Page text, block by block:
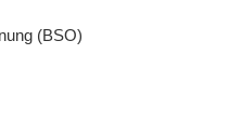
(BSO)